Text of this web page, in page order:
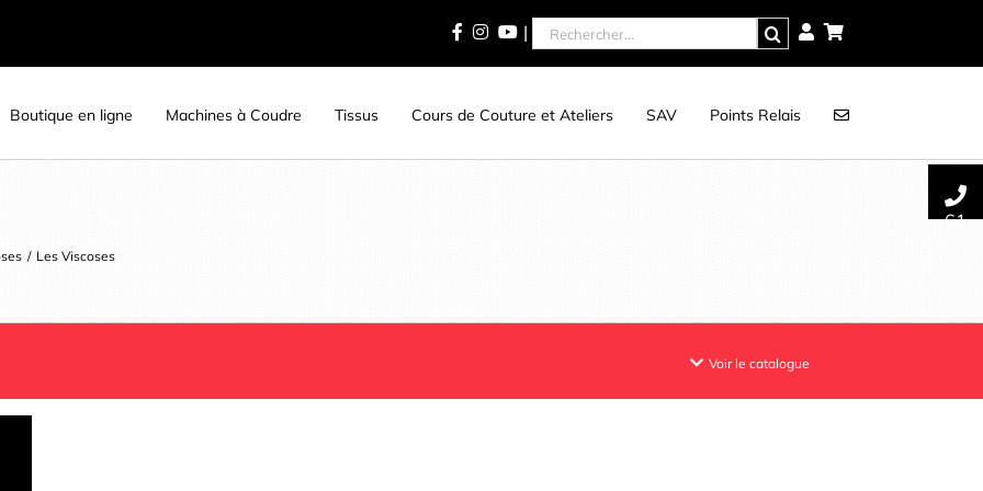
| Rechercher
Boutique en ligne Machines à Coudre Tissus Cours de Couture et Ateliers SAV Points Relais
61
/ Les Viscoses
Voir le catalogue